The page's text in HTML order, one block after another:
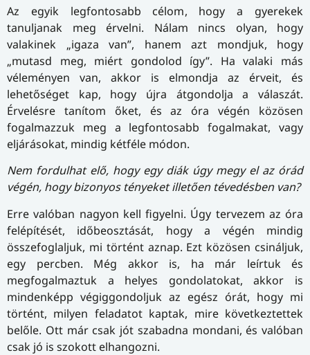
Az egyik legfontosabb célom, hogy a gyerekek
tanuljanak meg érvelni. Nálam nincs olyan, hogy
valakinek „igaza van”, hanem azt mondjuk, hogy
„mutasd meg, miért gondolod így”. Ha valaki más
véleményen van, akkor is elmondja az érveit, és
lehetőséget kap, hogy újra átgondolja a válaszát.
Érvelésre tanítom őket, és az óra végén közösen
fogalmazzuk meg a legfontosabb fogalmakat, vagy
eljárásokat, mindig kétféle módon.
Nem fordulhat elő, hogy egy diák úgy megy el az órád
végén, hogy bizonyos tényeket illetően tévedésben van?
Erre valóban nagyon kell figyelni. Úgy tervezem az óra
felépítését, időbeosztását, hogy a végén mindig
összefoglaljuk, mi történt aznap. Ezt közösen csináljuk,
egy percben. Még akkor is, ha már leírtuk és
megfogalmaztuk a helyes gondolatokat, akkor is
mindenképp végiggondoljuk az egész órát, hogy mi
történt, milyen feladatot kaptak, mire következtettek
belőle. Ott már csak jót szabadna mondani, és valóban
csak jó is szokott elhangozni.